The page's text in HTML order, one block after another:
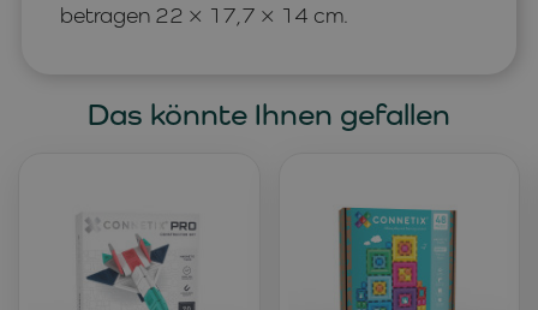
betragen 22 × 17,7 × 14 cm.
Das könnte Ihnen gefallen